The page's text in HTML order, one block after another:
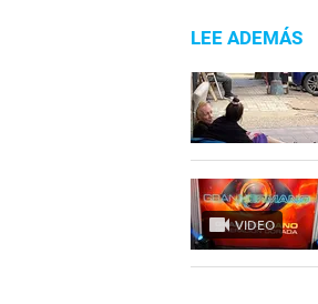
LEE ADEMÁS
VIDEO